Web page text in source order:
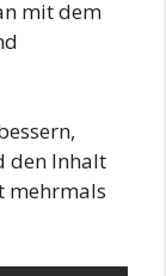
mit dem
den Inhalt
mehrmals